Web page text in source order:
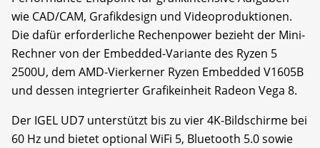
wie CAD/CAM, Grafikdesign und Videoproduktionen.
Die dafür erforderliche Rechenpower bezieht der Mini-
Rechner von der Embedded-Variante des Ryzen 5
2500U, dem AMD-Vierkerner Ryzen Embedded V1605B
und dessen integrierter Grafikeinheit Radeon Vega 8.
Der IGEL UD7 unterstützt bis zu vier 4K-Bildschirme bei
60 Hz und bietet optional WiFi 5, Bluetooth 5.0 sowie